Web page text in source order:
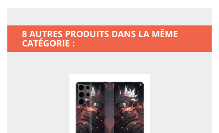
sophistication.
8 AUTRES PRODUITS DANS LA MÊME
CATÉGORIE :